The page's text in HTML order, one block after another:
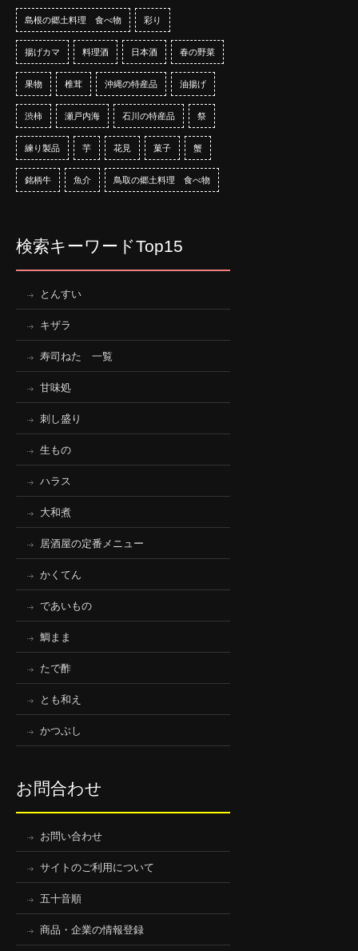
島根の郷土料理 食べ物 彩り
揚げカマ 料理酒 日本酒 春の野菜
果物 椎茸 沖縄の特産品 油揚げ
渋柿 瀬戸内海 石川の特産品 祭
練り製品 芋 花見 菓子 蟹
銘柄牛 魚介 鳥取の郷土料理 食べ物
検索キーワードTop15
とんすい
キザラ
寿司ねた 一覧
甘味処
刺し盛り
生もの
ハラス
大和煮
居酒屋の定番メニュー
かくてん
であいもの
鯛まま
たで酢
とも和え
かつぶし
お問合わせ
お問い合わせ
サイトのご利用について
五十音順
商品・企業の情報登録